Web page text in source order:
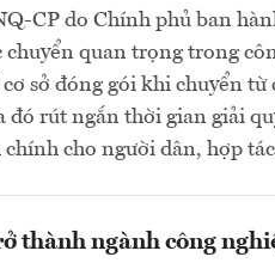
CP do Chính phủ ban
chuyển quan trọng trong
sở đóng gói khi chuyển từ
đó rút ngắn thời gian giải
cho người dân, hợp
thành ngành công